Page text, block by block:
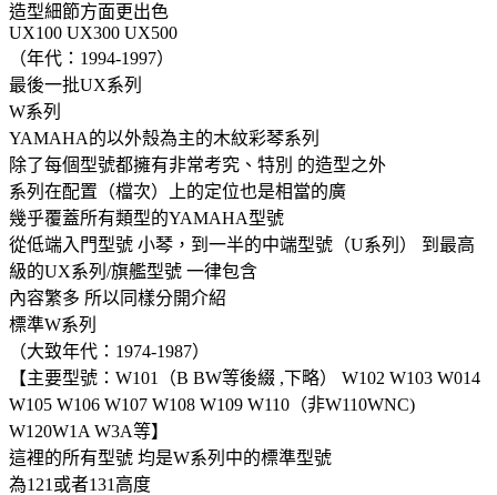
造型細節方面更出色
UX100 UX300 UX500
（年代：1994-1997）
最後一批UX系列
W系列
YAMAHA的以外殼為主的木紋彩琴系列
除了每個型號都擁有非常考究、特別 的造型之外
系列在配置（檔次）上的定位也是相當的廣
幾乎覆蓋所有類型的YAMAHA型號
從低端入門型號 小琴，到一半的中端型號（U系列） 到最高
級的UX系列/旗艦型號 一律包含
內容繁多 所以同樣分開介紹
標準W系列
（大致年代：1974-1987）
【主要型號：W101（B BW等後綴 ,下略） W102 W103 W014
W105 W106 W107 W108 W109 W110（非W110WNC)
W120W1A W3A等】
這裡的所有型號 均是W系列中的標準型號
為121或者131高度